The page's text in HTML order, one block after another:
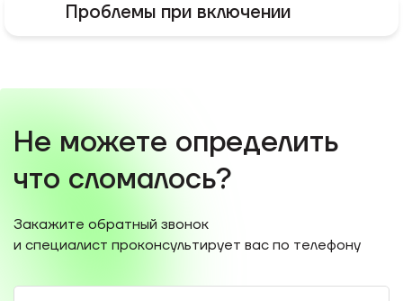
Проблемы при включении
Не можете определить
что сломалось?
Закажите обратный звонок
и специалист проконсультирует вас по телефону